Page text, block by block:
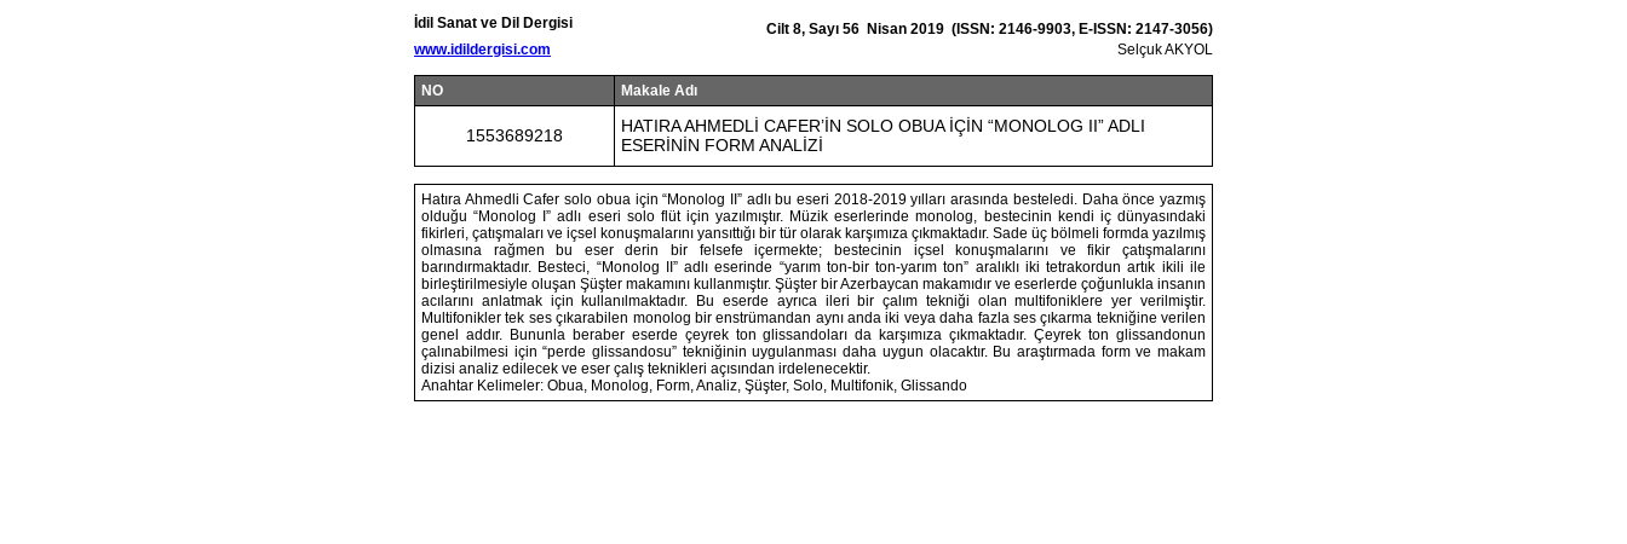
İdil Sanat ve Dil Dergisi
www.idildergisi.com
Cilt 8, Sayı 56 Nisan 2019 (ISSN: 2146-9903, E-ISSN: 2147-3056)
Selçuk AKYOL
NO Makale Adı
1553689218
HATIRA AHMEDLİ CAFER’İN SOLO OBUA İÇİN “MONOLOG II” ADLI
ESERİNİN FORM ANALİZİ
Hatıra Ahmedli Cafer solo obua için “Monolog II” adlı bu eseri 2018-2019 yılları arasında besteledi. Daha önce yazmış
olduğu “Monolog I” adlı eseri solo flüt için yazılmıştır. Müzik eserlerinde monolog, bestecinin kendi iç dünyasındaki
fikirleri, çatışmaları ve içsel konuşmalarını yansıttığı bir tür olarak karşımıza çıkmaktadır. Sade üç bölmeli formda yazılmış
olmasına rağmen bu eser derin bir felsefe içermekte; bestecinin içsel konuşmalarını ve fikir çatışmalarını
barındırmaktadır. Besteci, “Monolog II” adlı eserinde “yarım ton-bir ton-yarım ton” aralıklı iki tetrakordun artık ikili ile
birleştirilmesiyle oluşan Şüşter makamını kullanmıştır. Şüşter bir Azerbaycan makamıdır ve eserlerde çoğunlukla insanın
acılarını anlatmak için kullanılmaktadır. Bu eserde ayrıca ileri bir çalım tekniği olan multifoniklere yer verilmiştir.
Multifonikler tek ses çıkarabilen monolog bir enstrümandan aynı anda iki veya daha fazla ses çıkarma tekniğine verilen
genel addır. Bununla beraber eserde çeyrek ton glissandoları da karşımıza çıkmaktadır. Çeyrek ton glissandonun
çalınabilmesi için “perde glissandosu” tekniğinin uygulanması daha uygun olacaktır. Bu araştırmada form ve makam
dizisi analiz edilecek ve eser çalış teknikleri açısından irdelenecektir.
Anahtar Kelimeler: Obua, Monolog, Form, Analiz, Şüşter, Solo, Multifonik, Glissando